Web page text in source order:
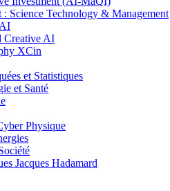
Science Technology & Management
Creative AI
XCin
et Statistiques
et Santé
Physique
Jacques Hadamard